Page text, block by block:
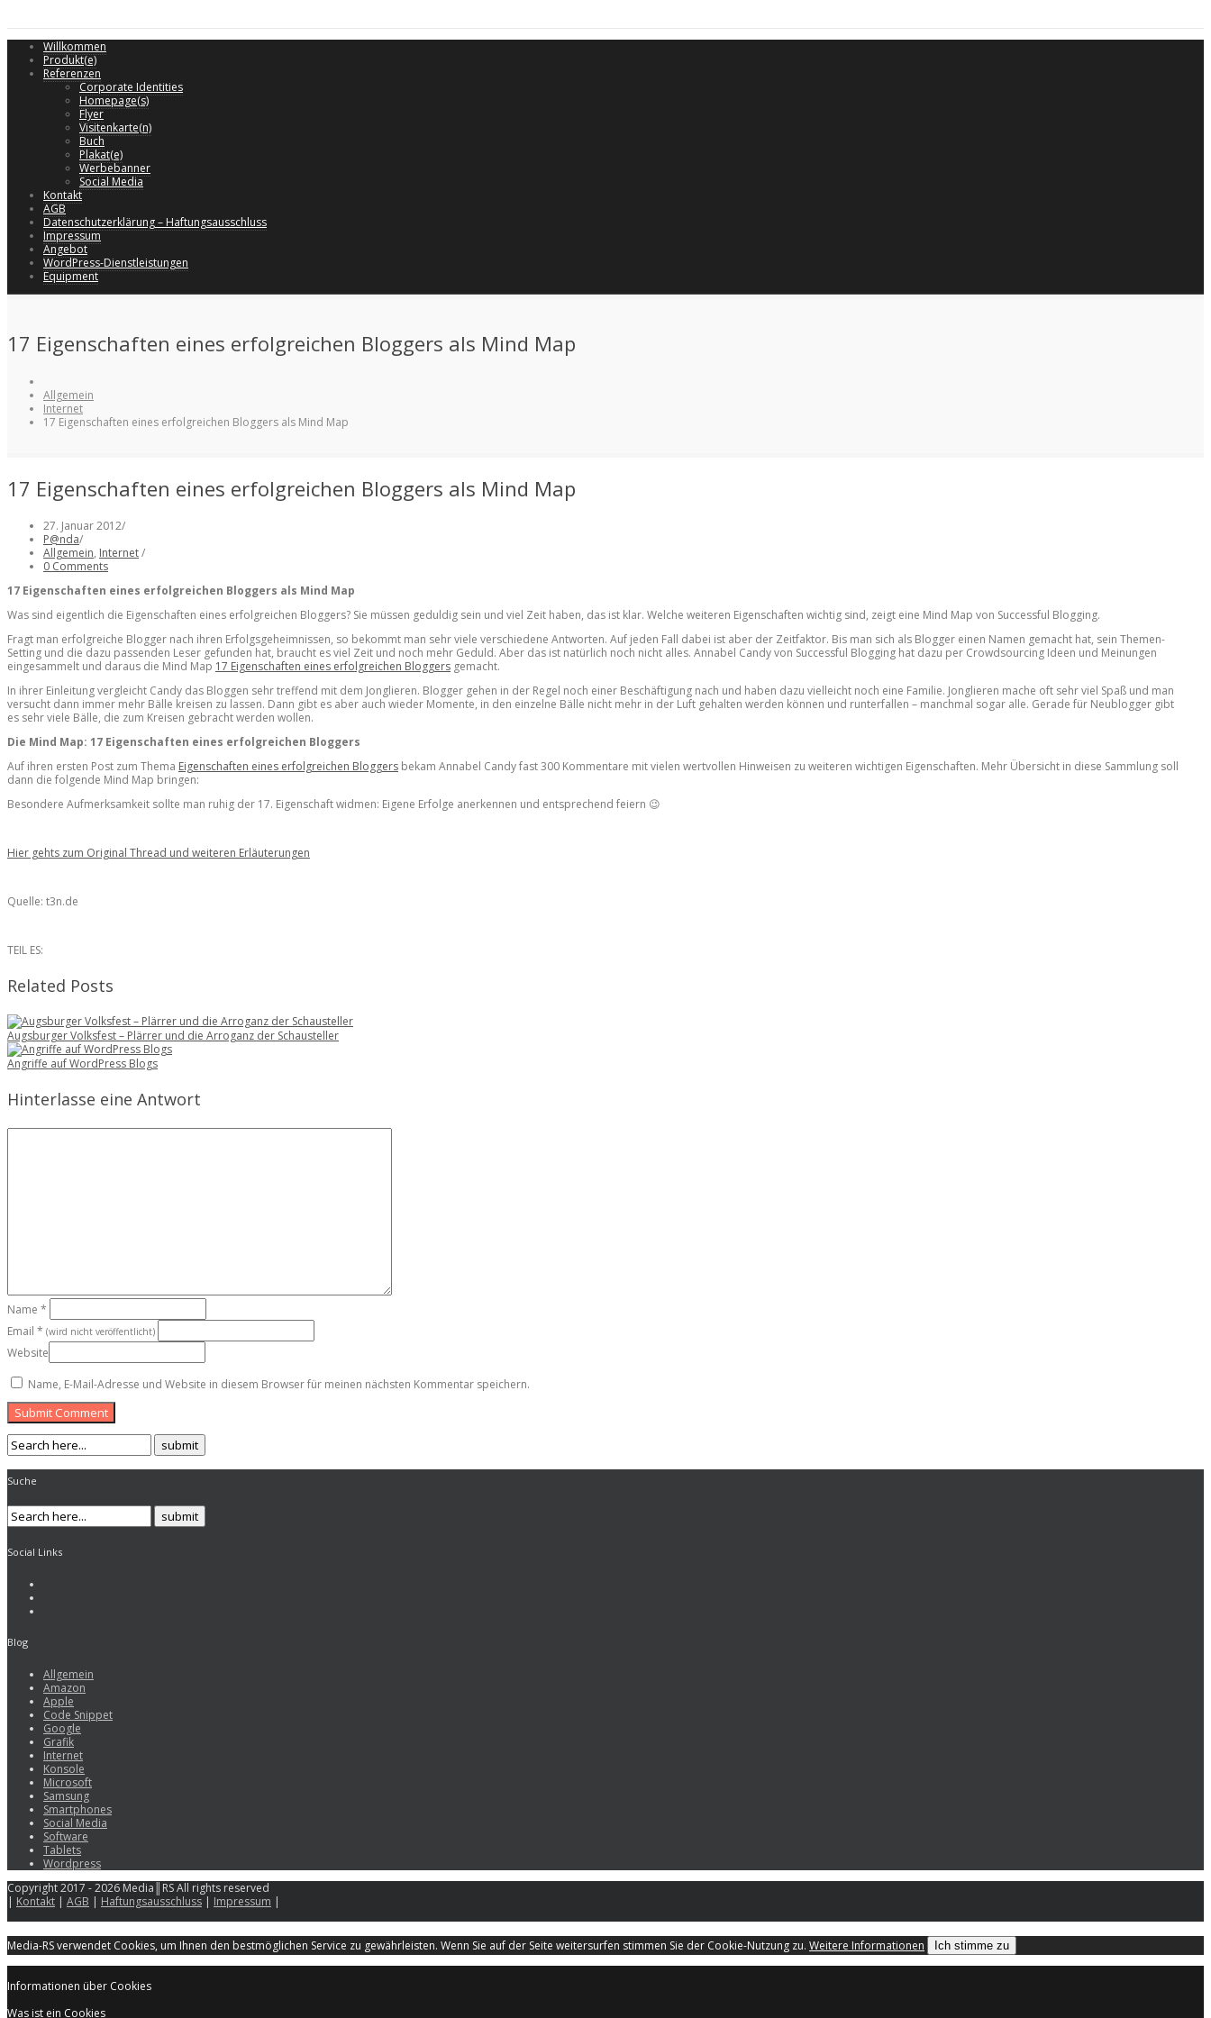
Willkommen
Produkt(e)
Referenzen
Corporate Identities
Homepage(s)
Flyer
Visitenkarte(n)
Buch
Plakat(e)
Werbebanner
Social Media
Kontakt
AGB
Datenschutzerklärung – Haftungsausschluss
Impressum
Angebot
WordPress-Dienstleistungen
Equipment
17 Eigenschaften eines erfolgreichen Bloggers als Mind Map
Allgemein
Internet
17 Eigenschaften eines erfolgreichen Bloggers als Mind Map
17 Eigenschaften eines erfolgreichen Bloggers als Mind Map
27. Januar 2012/
P@nda/
Allgemein, Internet/
0 Comments
17 Eigenschaften eines erfolgreichen Bloggers als Mind Map
Was sind eigentlich die Eigenschaften eines erfolgreichen Bloggers? Sie müssen geduldig sein und viel Zeit haben, das ist klar. Welche weiteren Eigenschaften wichtig sind, zeigt eine Mind Map von Successful Blogging.
Fragt man erfolgreiche Blogger nach ihren Erfolgsgeheimnissen, so bekommt man sehr viele verschiedene Antworten. Auf jeden Fall dabei ist aber der Zeitfaktor. Bis man sich als Blogger einen Namen gemacht hat, sein Themen-
Setting und die dazu passenden Leser gefunden hat, braucht es viel Zeit und noch mehr Geduld. Aber das ist natürlich noch nicht alles. Annabel Candy von Successful Blogging hat dazu per Crowdsourcing Ideen und Meinungen
eingesammelt und daraus die Mind Map 17 Eigenschaften eines erfolgreichen Bloggers gemacht.
In ihrer Einleitung vergleicht Candy das Bloggen sehr treffend mit dem Jonglieren. Blogger gehen in der Regel noch einer Beschäftigung nach und haben dazu vielleicht noch eine Familie. Jonglieren mache oft sehr viel Spaß und man
versucht dann immer mehr Bälle kreisen zu lassen. Dann gibt es aber auch wieder Momente, in den einzelne Bälle nicht mehr in der Luft gehalten werden können und runterfallen – manchmal sogar alle. Gerade für Neublogger gibt
es sehr viele Bälle, die zum Kreisen gebracht werden wollen.
Die Mind Map: 17 Eigenschaften eines erfolgreichen Bloggers
Auf ihren ersten Post zum Thema Eigenschaften eines erfolgreichen Bloggers bekam Annabel Candy fast 300 Kommentare mit vielen wertvollen Hinweisen zu weiteren wichtigen Eigenschaften. Mehr Übersicht in diese Sammlung soll
dann die folgende Mind Map bringen:
Besondere Aufmerksamkeit sollte man ruhig der 17. Eigenschaft widmen: Eigene Erfolge anerkennen und entsprechend feiern 😉
Hier gehts zum Original Thread und weiteren Erläuterungen
Quelle: t3n.de
TEIL ES:
Related Posts
Augsburger Volksfest – Plärrer und die Arroganz der Schausteller
Angriffe auf WordPress Blogs
Hinterlasse eine Antwort
Name *
Email * (wird nicht veröffentlicht)
Website
Name, E-Mail-Adresse und Website in diesem Browser für meinen nächsten Kommentar speichern.
Submit Comment
Suche
Social Links
Blog
Allgemein
Amazon
Apple
Code Snippet
Google
Grafik
Internet
Konsole
Microsoft
Samsung
Smartphones
Social Media
Software
Tablets
Wordpress
Copyright 2017 - 2026 Media║RS All rights reserved
| Kontakt | AGB | Haftungsausschluss | Impressum |
Media-RS verwendet Cookies, um Ihnen den bestmöglichen Service zu gewährleisten. Wenn Sie auf der Seite weitersurfen stimmen Sie der Cookie-Nutzung zu. Weitere Informationen Ich stimme zu
Informationen über Cookies
Was ist ein Cookies